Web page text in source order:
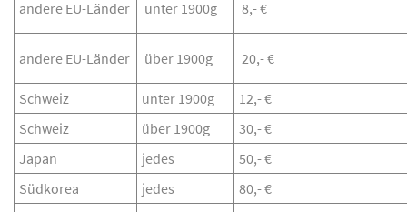
andere EU-Länder unter 1900g 8,- €
andere EU-Länder über 1900g 20,- €
Schweiz unter 1900g
12,- €
Schweiz
über 1900g
30,- €
Japan
jedes
50,- €
Südkorea
jedes
80,- €